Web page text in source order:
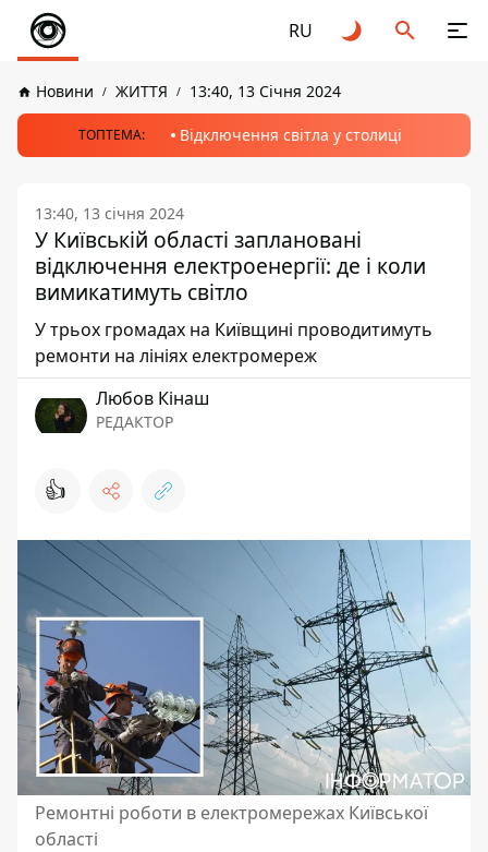
RU
Новини ЖИТТЯ 13:40, 13 Січня 2024
ТОПТЕМА: Відключення світла у столиці
13:40, 13 січня 2024
У Київській області заплановані
відключення електроенергії: де і коли
вимикатимуть світло
У трьох громадах на Київщині проводитимуть
ремонти на лініях електромереж
Любов Кінаш
РЕДАКТОР
👍
Ремонтні роботи в електромережах Київської
області